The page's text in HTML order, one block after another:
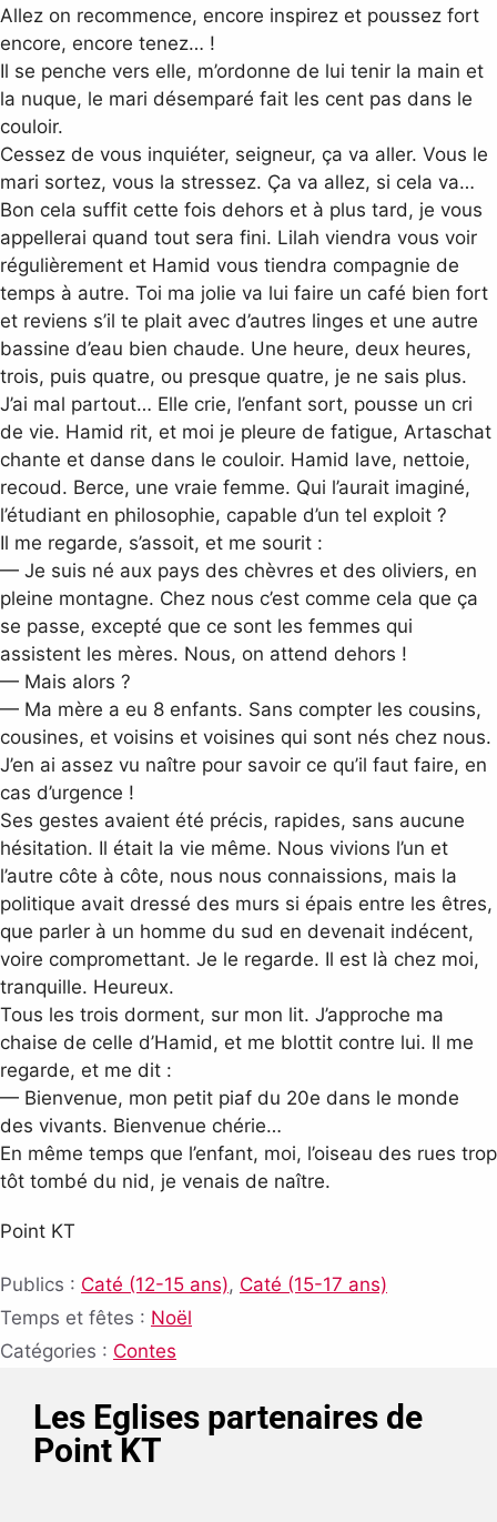
Allez on recommence, encore inspirez et poussez fort
encore, encore tenez… !
Il se penche vers elle, m’ordonne de lui tenir la main et
la nuque, le mari désemparé fait les cent pas dans le
couloir.
Cessez de vous inquiéter, seigneur, ça va aller. Vous le
mari sortez, vous la stressez. Ça va allez, si cela va…
Bon cela suffit cette fois dehors et à plus tard, je vous
appellerai quand tout sera fini. Lilah viendra vous voir
régulièrement et Hamid vous tiendra compagnie de
temps à autre. Toi ma jolie va lui faire un café bien fort
et reviens s’il te plait avec d’autres linges et une autre
bassine d’eau bien chaude. Une heure, deux heures,
trois, puis quatre, ou presque quatre, je ne sais plus.
J’ai mal partout… Elle crie, l’enfant sort, pousse un cri
de vie. Hamid rit, et moi je pleure de fatigue, Artaschat
chante et danse dans le couloir. Hamid lave, nettoie,
recoud. Berce, une vraie femme. Qui l’aurait imaginé,
l’étudiant en philosophie, capable d’un tel exploit ?
Il me regarde, s’assoit, et me sourit :
— Je suis né aux pays des chèvres et des oliviers, en
pleine montagne. Chez nous c’est comme cela que ça
se passe, excepté que ce sont les femmes qui
assistent les mères. Nous, on attend dehors !
— Mais alors ?
— Ma mère a eu 8 enfants. Sans compter les cousins,
cousines, et voisins et voisines qui sont nés chez nous.
J’en ai assez vu naître pour savoir ce qu’il faut faire, en
cas d’urgence !
Ses gestes avaient été précis, rapides, sans aucune
hésitation. Il était la vie même. Nous vivions l’un et
l’autre côte à côte, nous nous connaissions, mais la
politique avait dressé des murs si épais entre les êtres,
que parler à un homme du sud en devenait indécent,
voire compromettant. Je le regarde. Il est là chez moi,
tranquille. Heureux.
Tous les trois dorment, sur mon lit. J’approche ma
chaise de celle d’Hamid, et me blottit contre lui. Il me
regarde, et me dit :
— Bienvenue, mon petit piaf du 20e dans le monde
des vivants. Bienvenue chérie…
En même temps que l’enfant, moi, l’oiseau des rues trop
tôt tombé du nid, je venais de naître.
Point KT
Publics : Caté (12-15 ans), Caté (15-17 ans)
Temps et fêtes : Noël
Catégories : Contes
Les Eglises partenaires de
Point KT